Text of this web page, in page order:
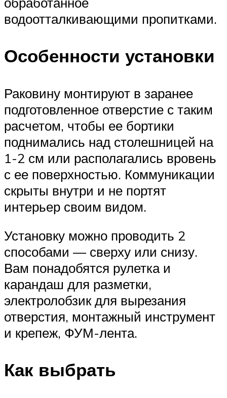
водоотталкивающими пропитками.
Особенности установки
Раковину монтируют в заранее
подготовленное отверстие с таким
расчетом, чтобы ее бортики
поднимались над столешницей на
1-2 см или располагались вровень
с ее поверхностью. Коммуникации
скрыты внутри и не портят
интерьер своим видом.
Установку можно проводить 2
способами — сверху или снизу.
Вам понадобятся рулетка и
карандаш для разметки,
электролобзик для вырезания
отверстия, монтажный инструмент
и крепеж, ФУМ-лента.
Как выбрать